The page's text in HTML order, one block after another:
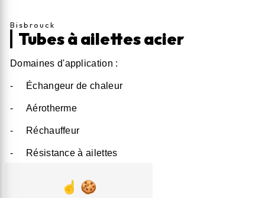
Bisbrouck
Tubes à ailettes acier
Domaines d'application :
- Échangeur de chaleur
- Aérotherme
- Réchauffeur
- Résistance à ailettes